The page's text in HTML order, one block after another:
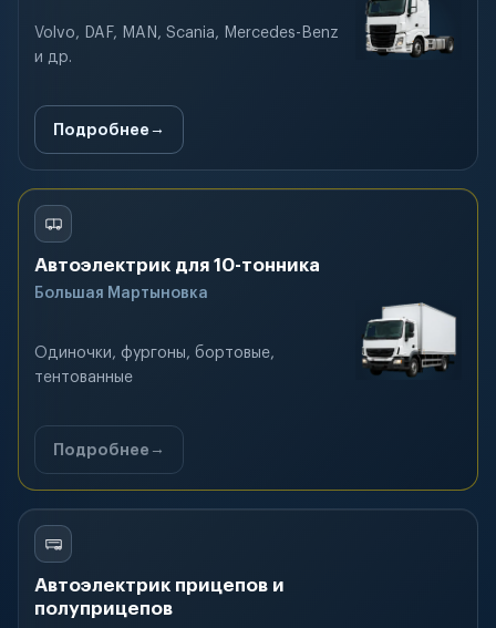
Volvo, DAF, MAN, Scania, Mercedes-Benz
и др.
Подробнее
Автоэлектрик для 10-тонника
Большая Мартыновка
Одиночки, фургоны, бортовые,
тентованные
Подробнее
Автоэлектрик прицепов и
полуприцепов